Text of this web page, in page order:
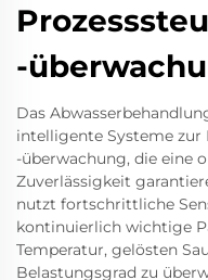
-
Das
intelligente Systeme zur
-überwachung, die eine
Zuverlässigkeit
nutzt fortschrittliche
kontinuierlich wichtige
Temperatur, gelösten
Belastungsgrad zu